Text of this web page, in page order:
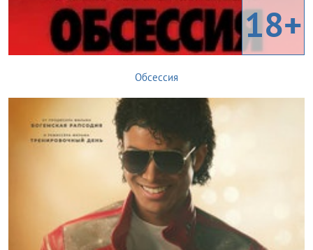
18+
Обсессия